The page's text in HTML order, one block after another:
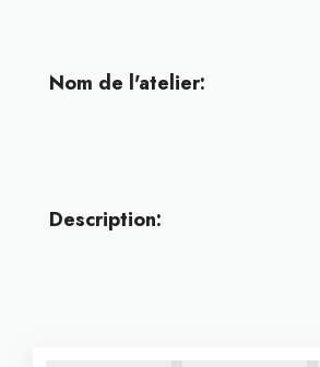
Nom de l'atelier:
Description: